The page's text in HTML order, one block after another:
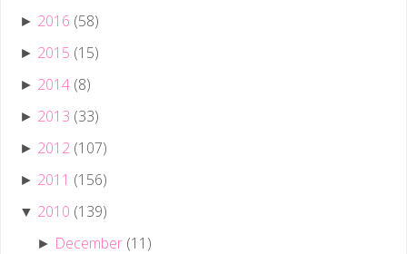
► 2016 (58)
► 2015 (15)
► 2014 (8)
► 2013 (33)
► 2012 (107)
► 2011 (156)
▼ 2010 (139)
► December (11)